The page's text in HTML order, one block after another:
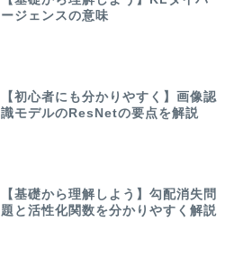
ージェンスの意味
【初心者にも分かりやすく】画像認
識モデルのResNetの要点を解説
【基礎から理解しよう】勾配消失問
題と活性化関数を分かりやすく解説